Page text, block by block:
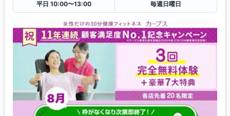
平日 10:00〜13:00
毎週日曜日